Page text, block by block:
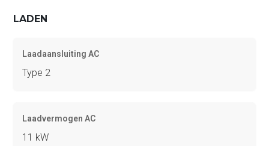
LADEN
Laadaansluiting AC
Type 2
Laadvermogen AC
11 kW